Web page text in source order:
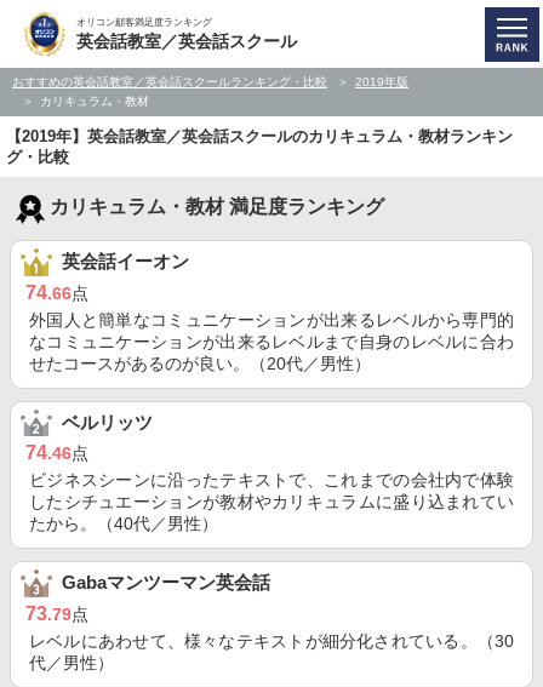
オリコン顧客満足度ランキング
英会話教室／英会話スクール
おすすめの英会話教室／英会話スクールランキング・比較
2019年版
カリキュラム・教材
【2019年】英会話教室／英会話スクールのカリキュラム・教材ランキン
グ・比較
カリキュラム・教材 満足度ランキング
英会話イーオン
74.66点
外国人と簡単なコミュニケーションが出来るレベルから専門的
なコミュニケーションが出来るレベルまで自身のレベルに合わ
せたコースがあるのが良い。（20代／男性）
ベルリッツ
74.46点
ビジネスシーンに沿ったテキストで、これまでの会社内で体験
したシチュエーションが教材やカリキュラムに盛り込まれてい
たから。（40代／男性）
Gabaマンツーマン英会話
73.79点
レベルにあわせて、様々なテキストが細分化されている。（30
代／男性）